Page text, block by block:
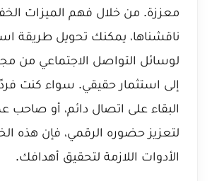
معززة. من خلال فهم الميزات
ناقشناها، يمكنك تحويل طريقة
لوسائل التواصل الاجتماعي من
إلى استثمار حقيقي. سواء كنت
البقاء على اتصال دائم، أو
لتعزيز حضوره الرقمي، فإن هذه
الأدوات اللازمة لتحقيق أهدافك.